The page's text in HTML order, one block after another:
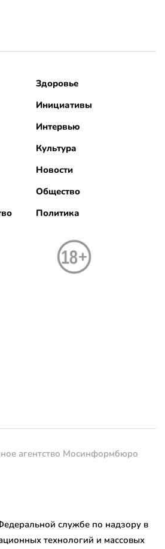
Здоровье
Инициативы
Интервью
Культура
Новости
Общество
Политика
агентство Мосинформбюро
службе по надзору в
технологий и массовых